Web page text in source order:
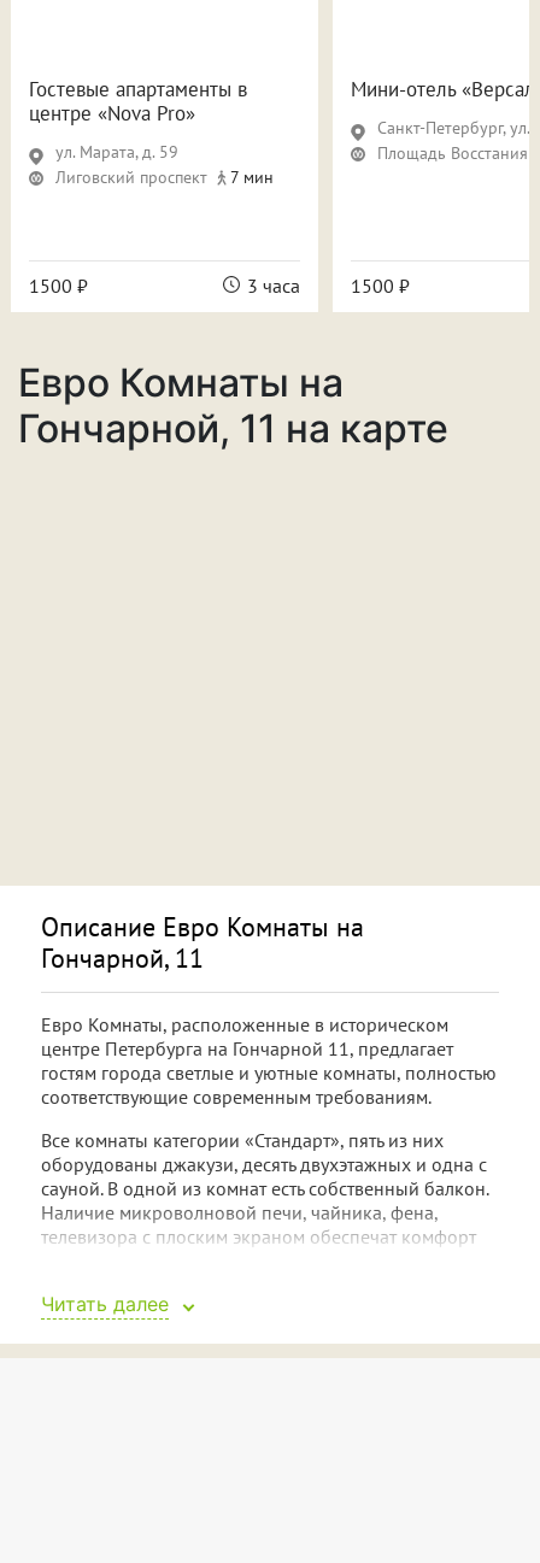
Гостевые апартаменты в
центре «Nova Pro»
ул. Марата, д. 59
Лиговский проспект
7 мин
1500 ₽ 3 часа
Мини-отель
Санкт-Петербург, ул.
Площадь Восстания
1500 ₽
Евро Комнаты на
Гончарной, 11 на карте
Описание Евро Комнаты на
Гончарной, 11
Евро Комнаты, расположенные в историческом
центре Петербурга на Гончарной 11, предлагает
гостям города светлые и уютные комнаты, полностью
соответствующие современным требованиям.
Все комнаты категории «Стандарт», пять из них
оборудованы джакузи, десять двухэтажных и одна с
сауной. В одной из комнат есть собственный балкон.
Наличие микроволновой печи, чайника, фена,
телевизора с плоским экраном обеспечат комфорт
гели для душа. На всей территории Евро Комнат
интернету по Wi-Fi. К услугам гостей: питьевая вода,
Читать далее